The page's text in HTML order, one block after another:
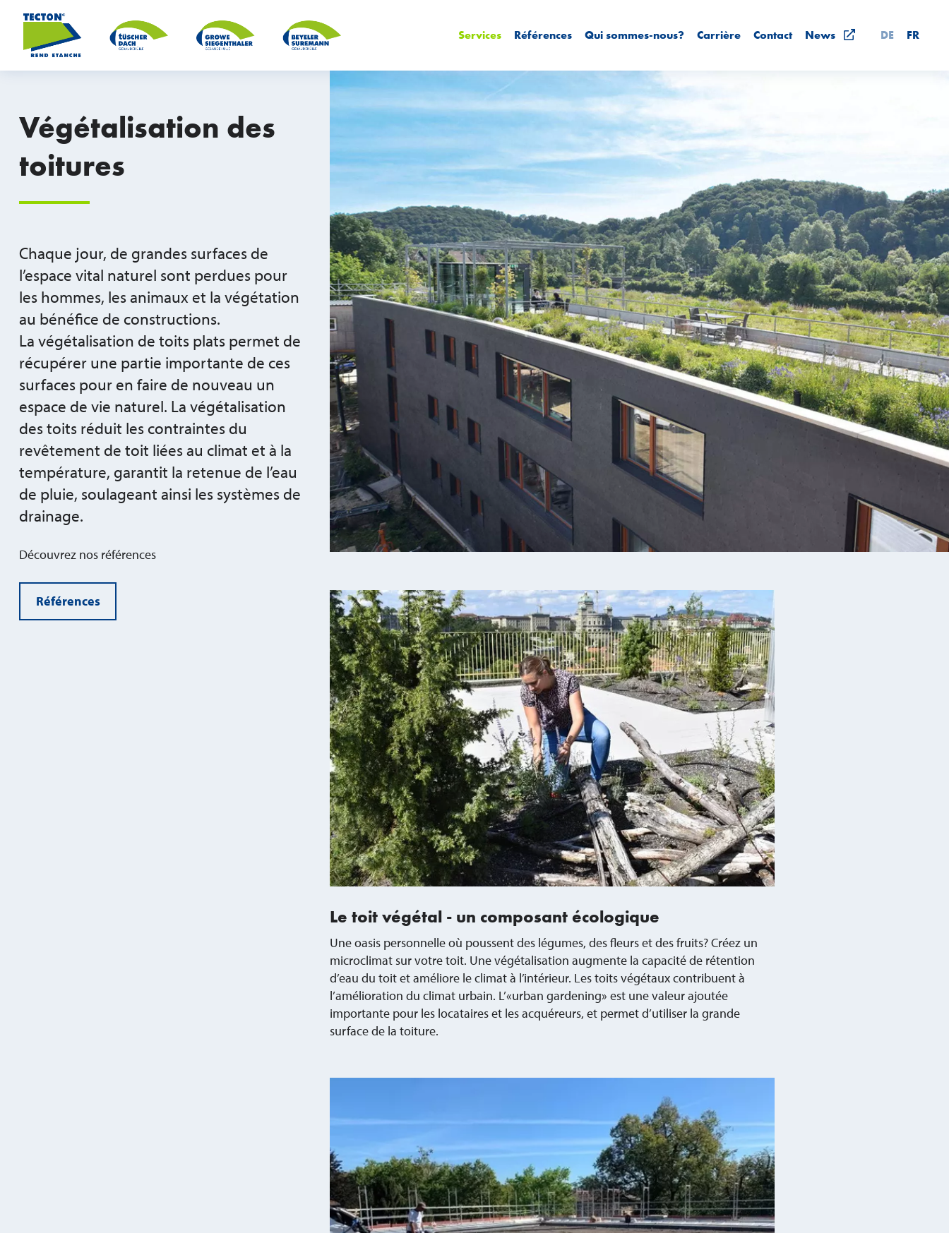
Services Références Qui sommes-nous? Carrière Contact News DE FR
Végétalisation des
toitures
Chaque jour, de grandes surfaces de
l’espace vital naturel sont perdues pour
les hommes, les animaux et la végétation
au bénéfice de constructions.
La végétalisation de toits plats permet de
récupérer une partie importante de ces
surfaces pour en faire de nouveau un
espace de vie naturel. La végétalisation
des toits réduit les contraintes du
revêtement de toit liées au climat et à la
température, garantit la retenue de l’eau
de pluie, soulageant ainsi les systèmes de
drainage.
Découvrez nos références
Références
Le toit végétal - un composant écologique
Une oasis personnelle où poussent des légumes, des fleurs et des fruits? Créez un
microclimat sur votre toit. Une végétalisation augmente la capacité de rétention
d’eau du toit et améliore le climat à l’intérieur. Les toits végétaux contribuent à
l’amélioration du climat urbain. L’«urban gardening» est une valeur ajoutée
importante pour les locataires et les acquéreurs, et permet d’utiliser la grande
surface de la toiture.